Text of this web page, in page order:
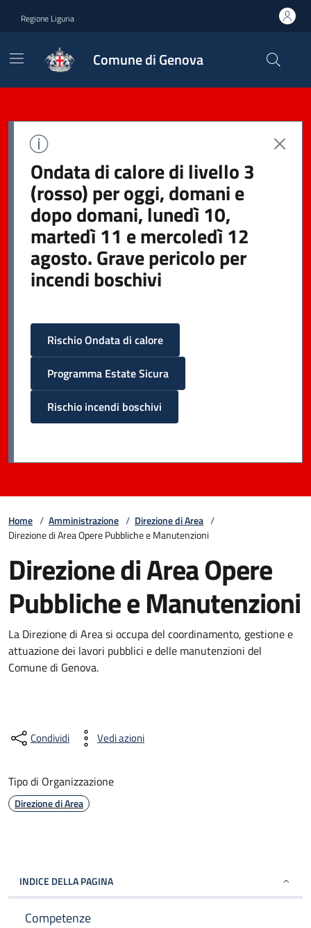
Regione Liguria
Comune di Genova
Ondata di calore di livello 3
(rosso) per oggi, domani e
dopo domani, lunedì 10,
martedì 11 e mercoledì 12
agosto. Grave pericolo per
incendi boschivi
Rischio Ondata di calore
Programma Estate Sicura
Rischio incendi boschivi
Home / Amministrazione / Direzione di Area /
Direzione di Area Opere Pubbliche e Manutenzioni
Direzione di Area Opere
Pubbliche e Manutenzioni
La Direzione di Area si occupa del coordinamento, gestione e
attuazione dei lavori pubblici e delle manutenzioni del
Comune di Genova.
Condividi Vedi azioni
Tipo di Organizzazione
Direzione di Area
INDICE DELLA PAGINA
Competenze